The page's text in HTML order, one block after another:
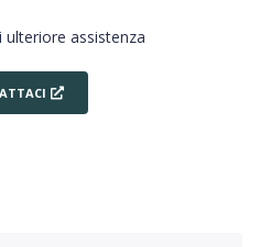
ulteriore assistenza